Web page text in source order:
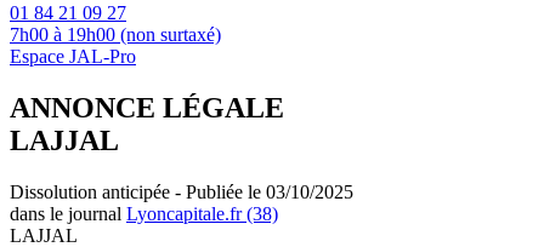
01 84 21 09 27
7h00 à 19h00 (non surtaxé)
Espace JAL-Pro
ANNONCE LÉGALE
LAJJAL
Dissolution anticipée - Publiée le 03/10/2025
dans le journal Lyoncapitale.fr (38)
LAJJAL